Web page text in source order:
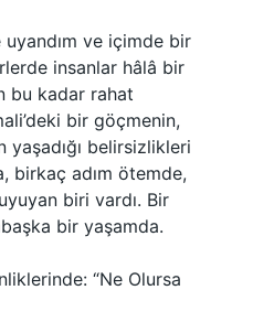
ve içimde bir
insanlar hâlâ bir
bu kadar rahat
bir göçmenin,
yaşadığı belirsizlikleri
birkaç adım ötemde,
biri vardı. Bir
bir yaşamda.
“Ne Olursa